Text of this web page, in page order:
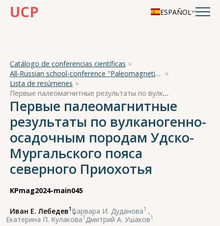
UCP ESPAÑOL
Catálogo de conferencias científicas
All-Russian school-conference "Paleomagnetism and magnetism of rocks"
Lista de resúmenes
Первые палеомагнитные результаты по вулканогенно-осадочным породам Удско-Мургальского пояса северного Приохотья
Первые палеомагнитные
результаты по вулканогенно-
осадочным породам Удско-
Мургальского пояса
северного Приохотья
KPmag2024-main045
Иван Е. Лебедев1 ,
Варвара И. Дуданова1 ,
Екатерина П. Кулакова1 ,
Дмитрий А. Ушаков1